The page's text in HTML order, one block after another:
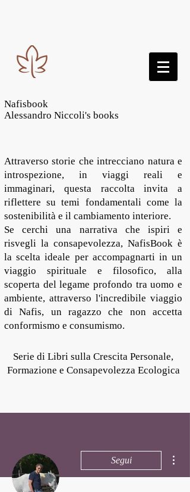
Nafisbook
Alessandro Niccoli's books
Attraverso storie che intrecciano natura e
introspezione, in viaggi reali e
immaginari, questa raccolta invita a
riflettere su temi fondamentali come la
sostenibilità e il cambiamento interiore.
Se cerchi una narrativa che ispiri e
risvegli la consapevolezza, NafisBook è
la scelta ideale per accompagnarti in un
viaggio spirituale e filosofico, alla
scoperta del legame profondo tra uomo e
ambiente, attraverso l'incredibile viaggio
di Nafis, un ragazzo che non accetta
conformismo e consumismo.
Serie di Libri sulla Crescita Personale,
Formazione e Consapevolezza Ecologica
Segui